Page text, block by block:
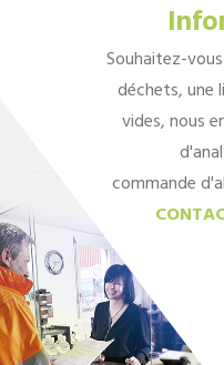
Souhaitez-
déchets, une
vides, nous
commande